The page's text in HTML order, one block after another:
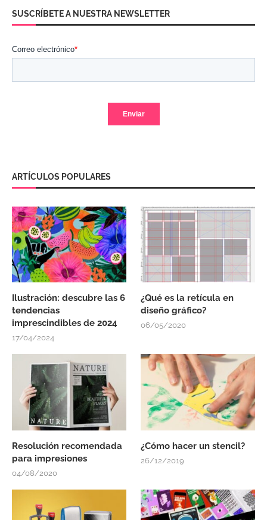
SUSCRÍBETE A NUESTRA NEWSLETTER
ARTÍCULOS POPULARES
Ilustración: descubre las 6
tendencias
imprescindibles de 2024
17/04/2024
¿Qué es la retícula en
diseño gráfico?
06/05/2020
Resolución recomendada
para impresiones
04/08/2020
¿Cómo hacer un stencil?
26/12/2019